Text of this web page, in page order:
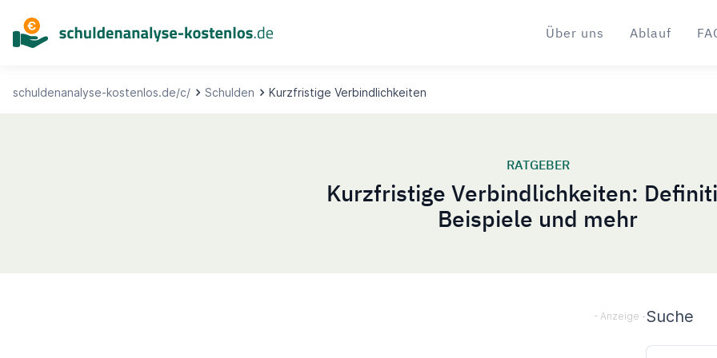
springen
Über uns Ablauf
schuldenanalyse-kostenlos.de/c/ Schulden Kurzfristige Verbindlichkeiten
RATGEBER
Kurzfristige Verbindlichkeiten:
Beispiele und mehr
Sidebar
Suche